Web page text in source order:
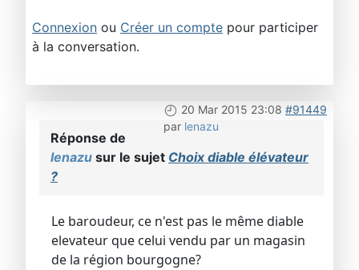
Connexion ou Créer un compte pour participer
à la conversation.
20 Mar 2015 23:08 #91449
par lenazu
Réponse de
lenazu sur le sujet Choix diable élévateur
?
Le baroudeur, ce n'est pas le même diable
elevateur que celui vendu par un magasin
de la région bourgogne?